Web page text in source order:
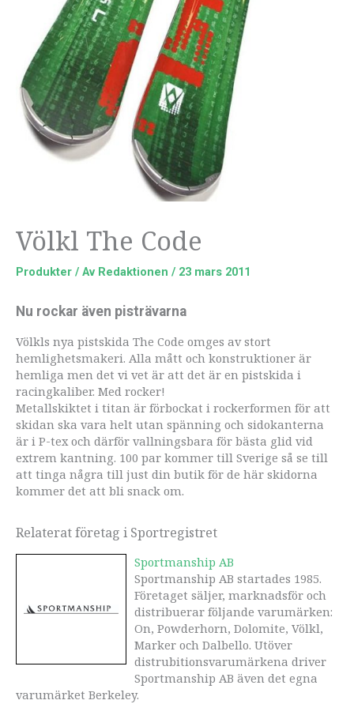
Völkl The Code
Produkter / Av Redaktionen / 23 mars 2011
Nu rockar även pisträvarna
Völkls nya pistskida The Code omges av stort
hemlighetsmakeri. Alla mått och konstruktioner är
hemliga men det vi vet är att det är en pistskida i
racingkaliber. Med rocker!
Metallskiktet i titan är förbockat i rockerformen för att
skidan ska vara helt utan spänning och sidokanterna
är i P-tex och därför vallningsbara för bästa glid vid
extrem kantning. 100 par kommer till Sverige så se till
att tinga några till just din butik för de här skidorna
kommer det att bli snack om.
Relaterat företag i Sportregistret
Sportmanship AB
Sportmanship AB startades 1985.
Företaget säljer, marknadsför och
distribuerar följande varumärken:
On, Powderhorn, Dolomite, Völkl,
Marker och Dalbello. Utöver
distrubitionsvarumärkena driver
Sportmanship AB även det egna
varumärket Berkeley.